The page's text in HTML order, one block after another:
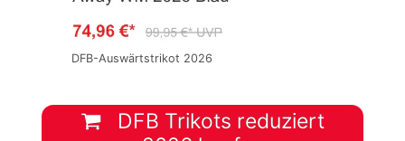
DFB-Auswärtstrikot 2026
DFB Trikots reduziert